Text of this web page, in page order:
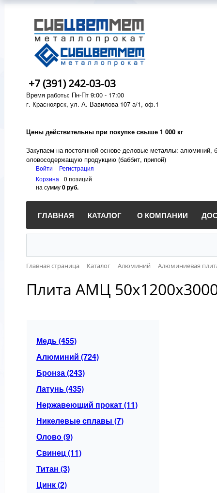
+7 (391) 242-03-03
Время работы: Пн-Пт 9:00 - 17:00
г. Красноярск, ул. А. Вавилова 107 а/1, оф.1
Цены действительны при покупке свыше 1 000 кг
Закупаем на постоянной основе деловые металлы: алюминий,
оловосодержащую продукцию (баббит, припой)
Войти
Регистрация
Корзина
0 позиций
на сумму0 руб.
ГЛАВНАЯ КАТАЛОГ О КОМПАНИИ
Главная страница Каталог Алюминий Алюминиевая
Плита АМЦ
Медь (455)
Алюминий (724)
Бронза (243)
Латунь (435)
Нержавеющий прокат (11)
Никелевые сплавы (7)
Олово (9)
Свинец (11)
Титан (3)
Цинк (2)